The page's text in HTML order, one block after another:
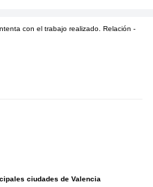
con el trabajo realizado. Relación -
ciudades de Valencia